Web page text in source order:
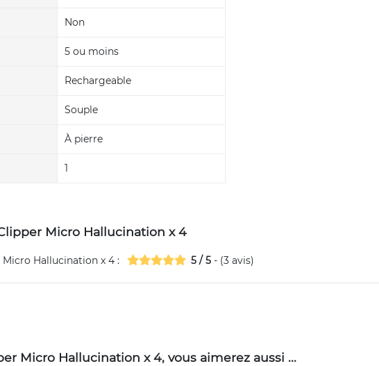
Non
5 ou moins
Rechargeable
Souple
À pierre
1
Micro Hallucination x 4
Hallucination x 4 : 5 /5 - (3 avis)
Micro Hallucination x 4, vous aimerez aussi ...